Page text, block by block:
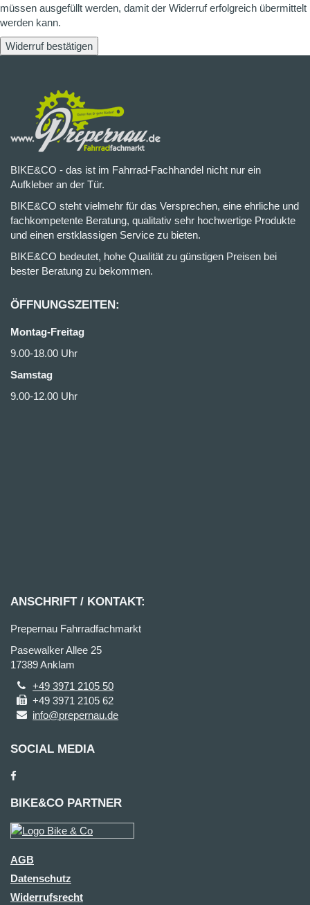
müssen ausgefüllt werden, damit der Widerruf erfolgreich übermittelt
werden kann.
Widerruf bestätigen
BIKE&CO - das ist im Fahrrad-Fachhandel nicht nur ein
Aufkleber an der Tür.
BIKE&CO steht vielmehr für das Versprechen, eine ehrliche und
fachkompetente Beratung, qualitativ sehr hochwertige Produkte
und einen erstklassigen Service zu bieten.
BIKE&CO bedeutet, hohe Qualität zu günstigen Preisen bei
bester Beratung zu bekommen.
ÖFFNUNGSZEITEN:
Montag-Freitag
9.00-18.00 Uhr
Samstag
9.00-12.00 Uhr
ANSCHRIFT / KONTAKT:
Prepernau Fahrradfachmarkt
Pasewalker Allee 25
17389 Anklam
+49 3971 2105 50
+49 3971 2105 62
info@prepernau.de
SOCIAL MEDIA
BIKE&CO PARTNER
AGB
Datenschutz
Widerrufsrecht